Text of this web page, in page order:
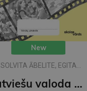
New
SOLVITA ĀBELITE, EGITA
ZELTIŅA - SKUJIŅA
Latviešu valoda 5.kl 1 DB Skolas vārds